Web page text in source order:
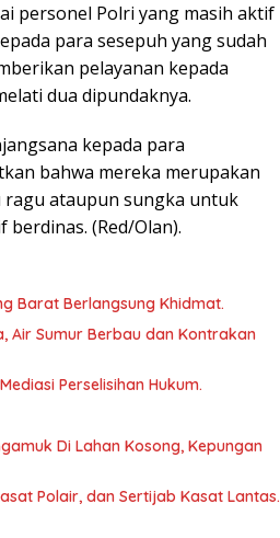
personel Polri yang masih aktif
para sesepuh yang sudah
pelayanan kepada
dua dipundaknya.
kepada para
bahwa mereka merupakan
ragu ataupun sungka untuk
(Red/Olan).
Barat Berlangsung Khidmat.
Air Sumur Berbau dan Kontrakan
Perselisihan Hukum.
Di Lahan Kosong, Kepungan
Polair, dan Sertijab Kasat Lantas.